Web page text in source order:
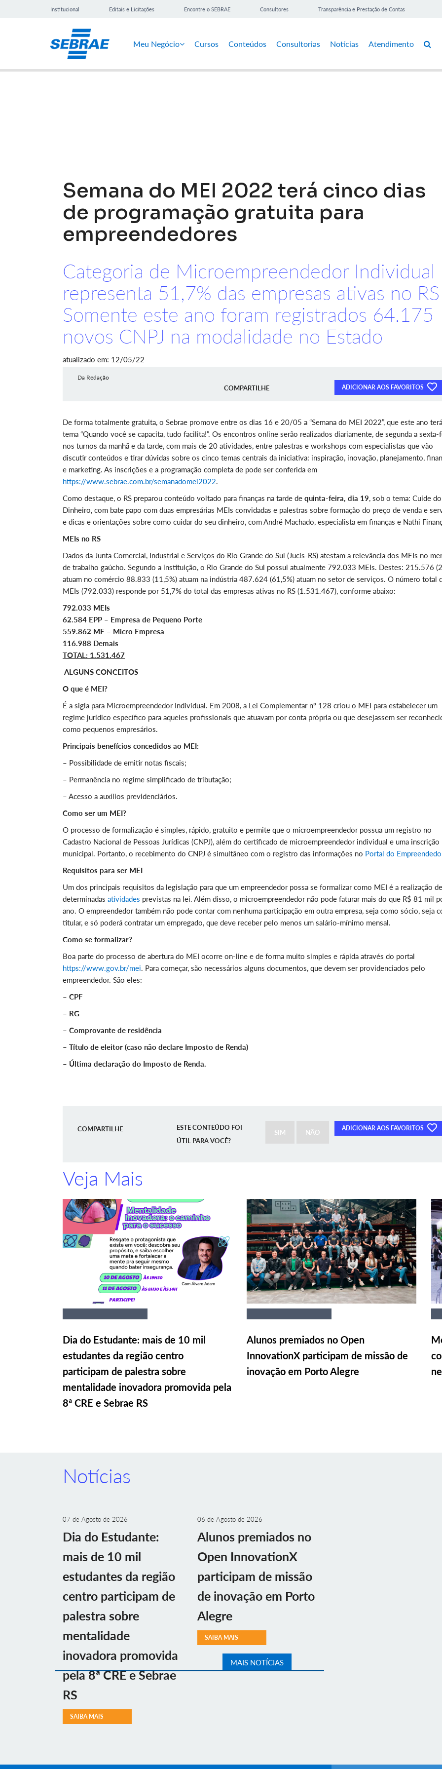
Institucional Editais e Licitações Encontre o SEBRAE Consultores Transparência e Prestação de Contas
Meu Negócio Cursos Conteúdos Consultorias Notícias Atendimento
Semana do MEI 2022 terá cinco dias
de programação gratuita para
empreendedores
Categoria de Microempreendedor Individual
representa 51,7% das empresas ativas no RS
Somente este ano foram registrados 64.175
novos CNPJ na modalidade no Estado
atualizado em: 12/05/22
Da Redação
COMPARTILHE ADICIONAR AOS FAVORITOS
De forma totalmente gratuita, o Sebrae promove entre os dias 16 e 20/05 a “Semana do MEI 2022”, que este ano
tema “Quando você se capacita, tudo facilita!”. Os encontros online serão realizados diariamente, de segunda a sexta-
nos turnos da manhã e da tarde, com mais de 20 atividades, entre palestras e workshops com especialistas que vão
discutir conteúdos e tirar dúvidas sobre os cinco temas centrais da iniciativa: inspiração, inovação, planejamento,
e marketing. As inscrições e a programação completa de pode ser conferida em
https://www.sebrae.com.br/semanadomei2022.
Como destaque, o RS preparou conteúdo voltado para finanças na tarde de quinta-feira, dia 19, sob o tema: Cuide
Dinheiro, com bate papo com duas empresárias MEIs convidadas e palestras sobre formação do preço de venda e
e dicas e orientações sobre como cuidar do seu dinheiro, com André Machado, especialista em finanças e Nathi
MEIs no RS
Dados da Junta Comercial, Industrial e Serviços do Rio Grande do Sul (Jucis-RS) atestam a relevância dos MEIs no
de trabalho gaúcho. Segundo a instituição, o Rio Grande do Sul possui atualmente 792.033 MEIs. Destes: 215.576
atuam no comércio 88.833 (11,5%) atuam na indústria 487.624 (61,5%) atuam no setor de serviços. O número total
MEIs (792.033) responde por 51,7% do total das empresas ativas no RS (1.531.467), conforme abaixo:
792.033 MEIs
62.584 EPP – Empresa de Pequeno Porte
559.862 ME – Micro Empresa
116.988 Demais
TOTAL: 1.531.467
ALGUNS CONCEITOS
O que é MEI?
É a sigla para Microempreendedor Individual. Em 2008, a Lei Complementar nº 128 criou o MEI para estabelecer um
regime jurídico específico para aqueles profissionais que atuavam por conta própria ou que desejassem ser
como pequenos empresários.
Principais benefícios concedidos ao MEI:
– Possibilidade de emitir notas fiscais;
– Permanência no regime simplificado de tributação;
– Acesso a auxílios previdenciários.
Como ser um MEI?
O processo de formalização é simples, rápido, gratuito e permite que o microempreendedor possua um registro no
Cadastro Nacional de Pessoas Jurídicas (CNPJ), além do certificado de microempreendedor individual e uma inscrição
municipal. Portanto, o recebimento do CNPJ é simultâneo com o registro das informações no Portal do
Requisitos para ser MEI
Um dos principais requisitos da legislação para que um empreendedor possa se formalizar como MEI é a realização de
determinadas atividades previstas na lei. Além disso, o microempreendedor não pode faturar mais do que R$ 81 mil
ano. O empreendedor também não pode contar com nenhuma participação em outra empresa, seja como sócio, seja
titular, e só poderá contratar um empregado, que deve receber pelo menos um salário-mínimo mensal.
Como se formalizar?
Boa parte do processo de abertura do MEI ocorre on-line e de forma muito simples e rápida através do portal
https://www.gov.br/mei. Para começar, são necessários alguns documentos, que devem ser providenciados pelo
empreendedor. São eles:
– CPF
– RG
– Comprovante de residência
– Título de eleitor (caso não declare Imposto de Renda)
– Última declaração do Imposto de Renda.
COMPARTILHE ADICIONAR AOS FAVORITOS
ESTE CONTEÚDO FOI
ÚTIL PARA VOCÊ?
SIM NÃO
Veja Mais
Dia do Estudante: mais de 10 mil
estudantes da região centro
participam de palestra sobre
mentalidade inovadora promovida pela
8ª CRE e Sebrae RS
Alunos premiados no Open
InnovationX participam de missão de
inovação em Porto Alegre
Notícias
07 de Agosto de 2026
Dia do Estudante:
mais de 10 mil
estudantes da região
centro participam de
palestra sobre
mentalidade
inovadora promovida
pela 8ª CRE e Sebrae
RS
SAIBA MAIS
06 de Agosto de 2026
Alunos premiados no
Open InnovationX
participam de missão
de inovação em Porto
Alegre
SAIBA MAIS
MAIS NOTÍCIAS